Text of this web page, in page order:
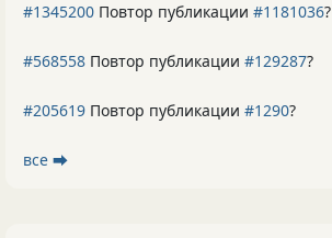
#1345200 Повтор публикации #1181036?
#568558 Повтор публикации #129287?
#205619 Повтор публикации #1290?
все ⮕